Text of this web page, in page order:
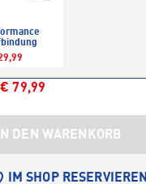
€ 79,99
IN DEN WARENKORB
IM SHOP RESERVIEREN